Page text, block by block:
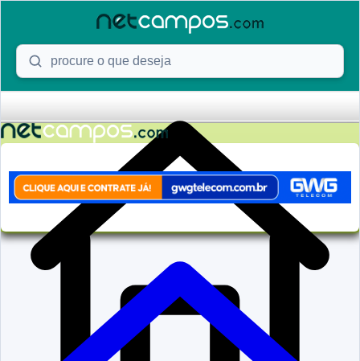
Procure o que deseja